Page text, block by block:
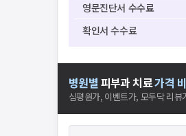
영문진단서 수수료
확인서 수수료
병원별 피부과치료가격
심평원가, 이벤트가, 모두닥 리뷰